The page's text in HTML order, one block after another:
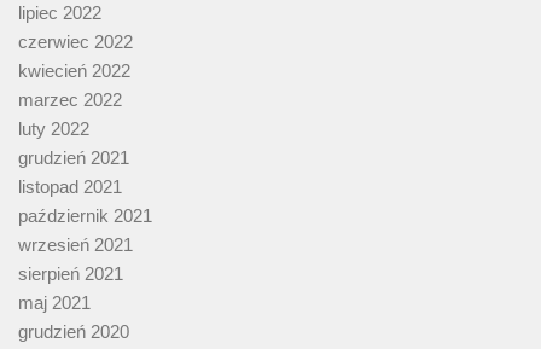
lipiec 2022
czerwiec 2022
kwiecień 2022
marzec 2022
luty 2022
grudzień 2021
listopad 2021
październik 2021
wrzesień 2021
sierpień 2021
maj 2021
grudzień 2020